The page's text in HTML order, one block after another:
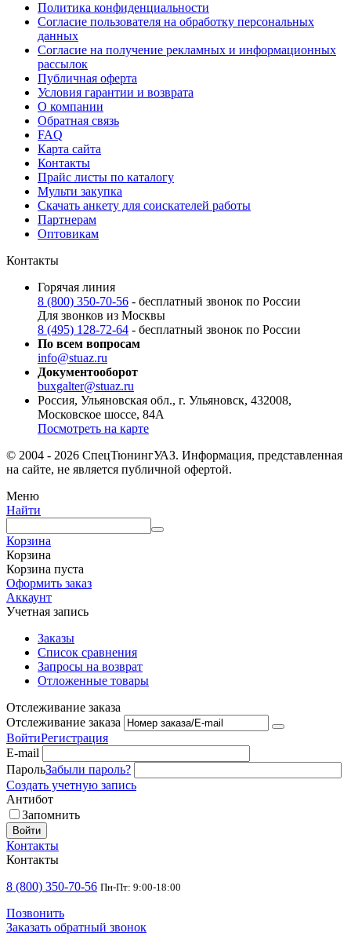
Политика конфиденциальности
Согласие пользователя на обработку персональных
данных
Согласие на получение рекламных и информационных
рассылок
Публичная оферта
Условия гарантии и возврата
О компании
Обратная связь
FAQ
Карта сайта
Контакты
Прайс листы по каталогу
Мульти закупка
Скачать анкету для соискателей работы
Партнерам
Оптовикам
Контакты
Горячая линия
8 (800) 350-70-56 - бесплатный звонок по России
Для звонков из Москвы
8 (495) 128-72-64 - бесплатный звонок по России
По всем вопросам
info@stuaz.ru
Документооборот
buxgalter@stuaz.ru
Россия, Ульяновская обл., г. Ульяновск, 432008,
Московское шоссе, 84А
Посмотреть на карте
© 2004 - 2026 СпецТюнингУАЗ. Информация, представленная
на сайте, не является публичной офертой.
Меню
Найти
Корзина
Корзина
Корзина пуста
Оформить заказ
Аккаунт
Учетная запись
Заказы
Список сравнения
Запросы на возврат
Отложенные товары
Отслеживание заказа
Отслеживание заказа
ВойтиРегистрация
E-mail
ПарольЗабыли пароль?
Создать учетную запись
Антибот
Запомнить
Войти
Контакты
Контакты
8 (800) 350-70-56 Пн-Пт: 9:00-18:00
Позвонить
Заказать обратный звонок